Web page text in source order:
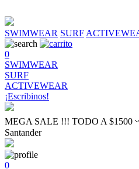
SWIMWEAR SURF
0
SWIMWEAR
SURF
ACTIVEWEAR
¡Escribinos!
MEGA SALE !!! TODO A $1500
Santander
0